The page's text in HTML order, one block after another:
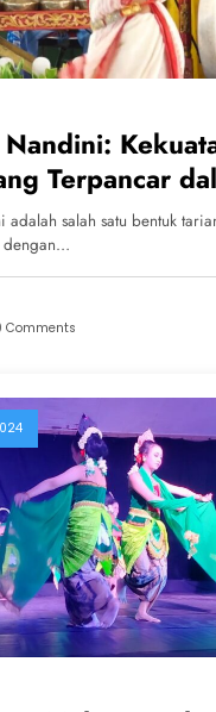
Terpancar
salah satu bentuk
dengan…
Comments